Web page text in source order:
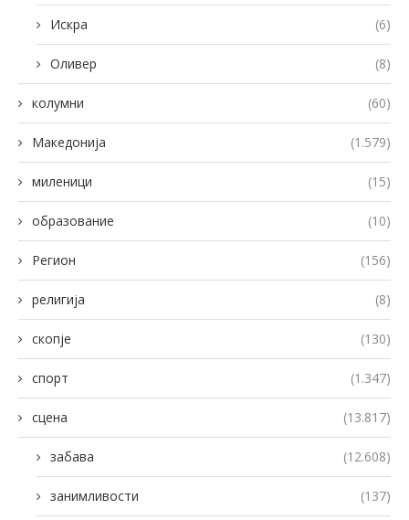
Искра (6)
Оливер (8)
колумни (60)
Македонија (1.579)
миленици (15)
образование (10)
Регион (156)
религија (8)
скопје (130)
спорт (1.347)
сцена (13.817)
забава (12.608)
занимливости (137)